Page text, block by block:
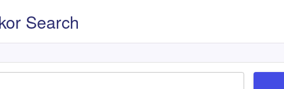
Search